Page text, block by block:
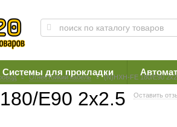
Системы для прокладки
Огнестойкий кабель (N)HXH-FE 180/E90
E90 2х2.5 Оставить